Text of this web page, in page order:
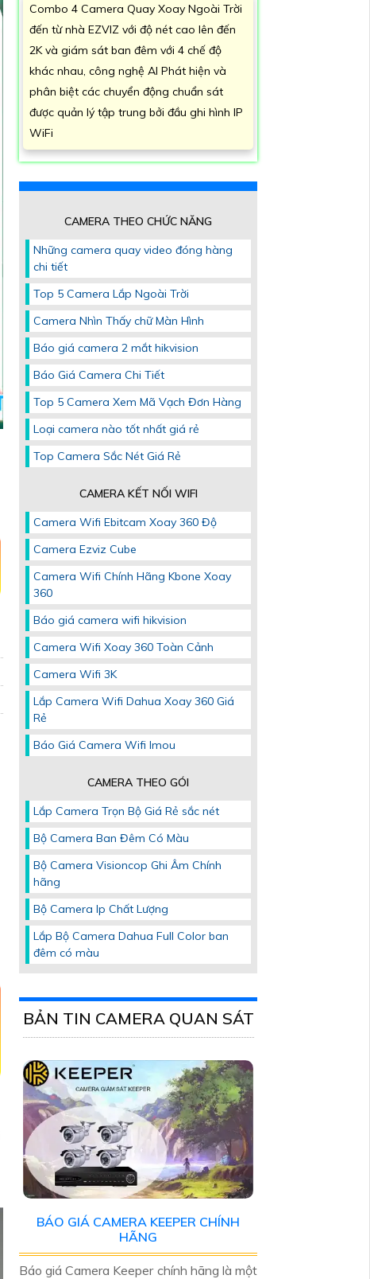
Combo 4 Camera Quay Xoay Ngoài Trời
đến từ nhà EZVIZ với độ nét cao lên đến
2K và giám sát ban đêm với 4 chế độ
khác nhau, công nghệ AI Phát hiện và
phân biệt các chuyển động chuẩn sát
được quản lý tập trung bởi đầu ghi hình IP
WiFi
CAMERA THEO CHỨC NĂNG
Những camera quay video đóng hàng
chi tiết
Top 5 Camera Lắp Ngoài Trời
Camera Nhìn Thấy chữ Màn Hình
Báo giá camera 2 mắt hikvision
Báo Giá Camera Chi Tiết
Top 5 Camera Xem Mã Vạch Đơn Hàng
Loại camera nào tốt nhất giá rẻ
Top Camera Sắc Nét Giá Rẻ
CAMERA KẾT NỐI WIFI
Camera Wifi Ebitcam Xoay 360 Độ
Camera Ezviz Cube
Camera Wifi Chính Hãng Kbone Xoay
360
Báo giá camera wifi hikvision
Camera Wifi Xoay 360 Toàn Cảnh
Camera Wifi 3K
Lắp Camera Wifi Dahua Xoay 360 Giá
Rẻ
Báo Giá Camera Wifi Imou
CAMERA THEO GÓI
Lắp Camera Trọn Bộ Giá Rẻ sắc nét
Bộ Camera Ban Đêm Có Màu
Bộ Camera Visioncop Ghi Âm Chính
hãng
Bộ Camera Ip Chất Lượng
Lắp Bộ Camera Dahua Full Color ban
đêm có màu
BẢN TIN CAMERA QUAN SÁT
BÁO GIÁ CAMERA KEEPER CHÍNH
HÃNG
Báo giá Camera Keeper chính hãng là một